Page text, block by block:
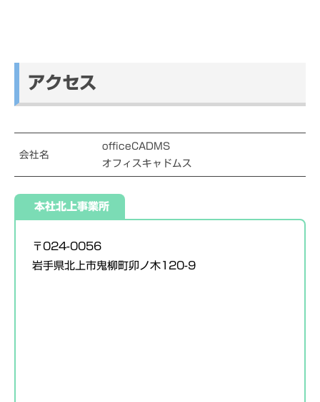
アクセス
会社名
officeCADMS
オフィスキャドムス
本社北上事業所
〒024-0056
岩手県北上市鬼柳町卯ノ木120-9